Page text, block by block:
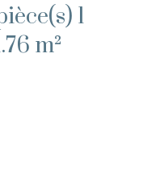
chambre(s) 51.76 m²